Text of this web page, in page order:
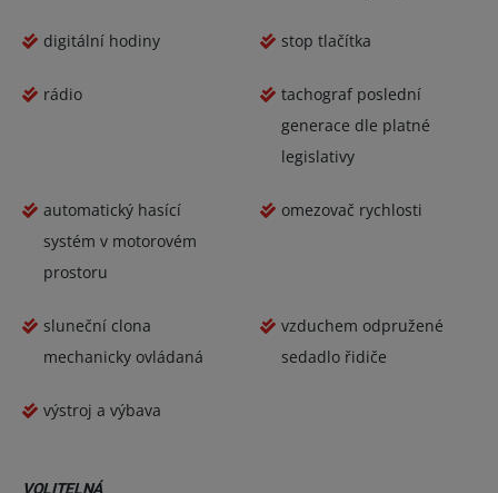
digitální hodiny stop tlačítka
rádio
tachograf poslední
generace dle platné
legislativy
automatický hasící
systém v motorovém
prostoru
omezovač rychlosti
sluneční clona
mechanicky ovládaná
vzduchem odpružené
sedadlo řidiče
výstroj a výbava
VOLITELNÁ